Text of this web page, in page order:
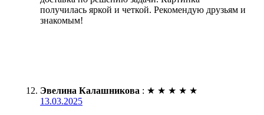
получилась яркой и четкой. Рекомендую друзьям и
знакомым!
Эвелина Калашникова : ★ ★ ★ ★ ★
13.03.2025